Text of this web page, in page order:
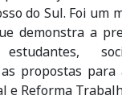
do Sul. Foi um
demonstra a
estudantes,
propostas para
e Reforma